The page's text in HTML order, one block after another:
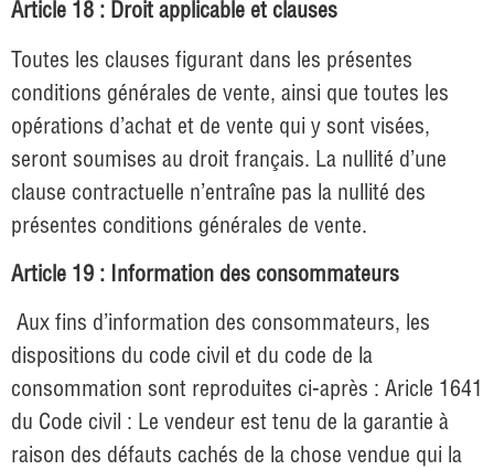
Article 18 : Droit applicable et clauses
Toutes les clauses figurant dans les présentes
conditions générales de vente, ainsi que toutes les
opérations d’achat et de vente qui y sont visées,
seront soumises au droit français. La nullité d’une
clause contractuelle n’entraîne pas la nullité des
présentes conditions générales de vente.
Article 19 : Information des consommateurs
Aux fins d’information des consommateurs, les
dispositions du code civil et du code de la
consommation sont reproduites ci-après : Aricle 1641
du Code civil : Le vendeur est tenu de la garantie à
raison des défauts cachés de la chose vendue qui la